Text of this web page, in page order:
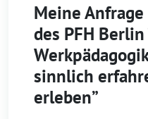
Meine
des PFH
sinnlich
erleben”